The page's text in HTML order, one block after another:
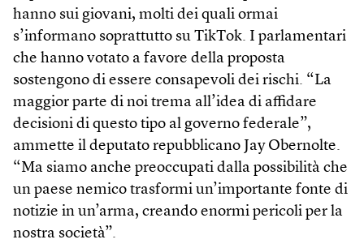
hanno sui giovani, molti dei quali ormai
s’informano soprattutto su TikTok. I parlamentari
che hanno votato a favore della proposta
sostengono di essere consapevoli dei rischi. “La
maggior parte di noi trema all’idea di affidare
decisioni di questo tipo al governo federale”,
ammette il deputato repubblicano Jay Obernolte.
“Ma siamo anche preoccupati dalla possibilità che
un paese nemico trasformi un’importante fonte di
notizie in un’arma, creando enormi pericoli per la
nostra società”.